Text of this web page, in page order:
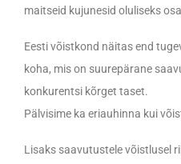
maitseid kujunesid oluliseks
Eesti võistkond näitas end
koha, mis on suurepärane
konkurentsi kõrget taset.
Pälvisime ka eriauhinna kui
Lisaks saavutustele võistlusel